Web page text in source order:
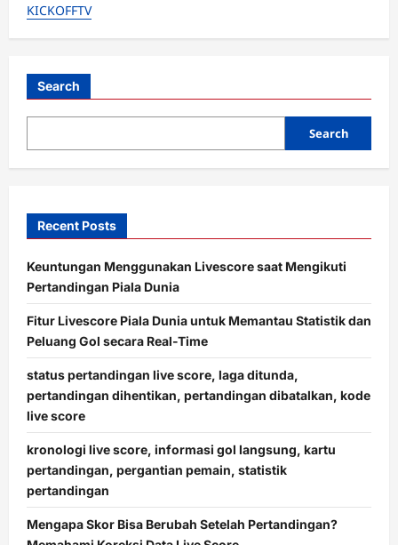
KICKOFFTV
Search
Search
Recent Posts
Keuntungan Menggunakan Livescore saat Mengikuti
Pertandingan Piala Dunia
Fitur Livescore Piala Dunia untuk Memantau Statistik dan
Peluang Gol secara Real-Time
status pertandingan live score, laga ditunda,
pertandingan dihentikan, pertandingan dibatalkan, kode
live score
kronologi live score, informasi gol langsung, kartu
pertandingan, pergantian pemain, statistik
pertandingan
Mengapa Skor Bisa Berubah Setelah Pertandingan?